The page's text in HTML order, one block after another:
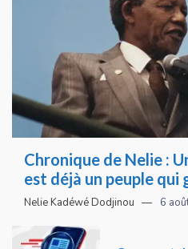
Chronique de Nelie :
est déjà un peuple qui
Nelie Kadéwé Dodjinou 6